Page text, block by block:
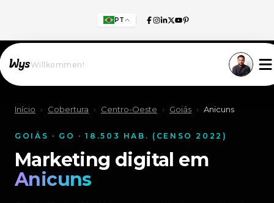
PT
Willkommen!
Início › Cobertura › Centro-Oeste › Goiás › Anicuns
GOIÁS · GO · 18.503 HAB. (CENSO 2022)
Marketing digital em
Anicuns